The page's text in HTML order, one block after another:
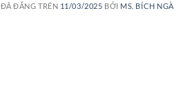
ĐÃ ĐĂNG TRÊN 11/03/2025 BỞI MS. BÍCH NGÀ